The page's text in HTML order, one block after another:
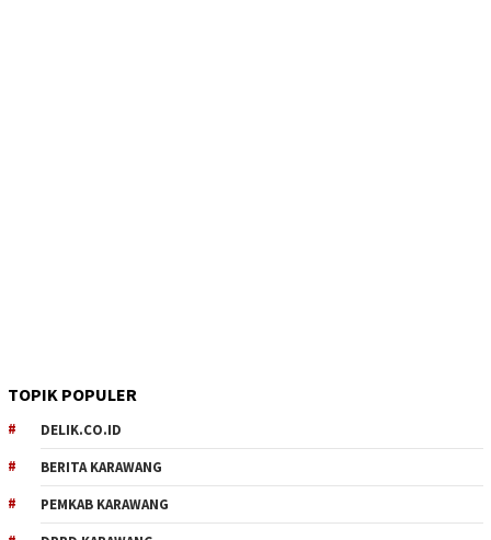
TOPIK POPULER
DELIK.CO.ID
BERITA KARAWANG
PEMKAB KARAWANG